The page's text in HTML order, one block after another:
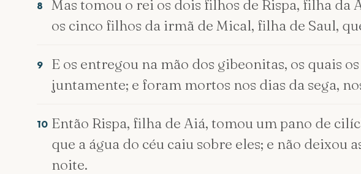
8
Mas tomou o rei os dois filhos de Rispa, filha
os cinco filhos da irmã de Mical, filha de Saul,
9
E os entregou na mão dos gibeonitas, os quais
juntamente; e foram mortos nos dias da sega,
10 Então Rispa, filha de Aiá, tomou um pano de
que a água do céu caiu sobre eles; e não deixou
noite.